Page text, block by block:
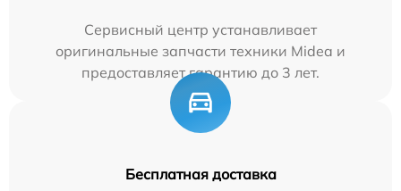
Сервисный центр устанавливает
оригинальные запчасти техники Midea и
предоставляет гарантию до 3 лет.
Бесплатная доставка